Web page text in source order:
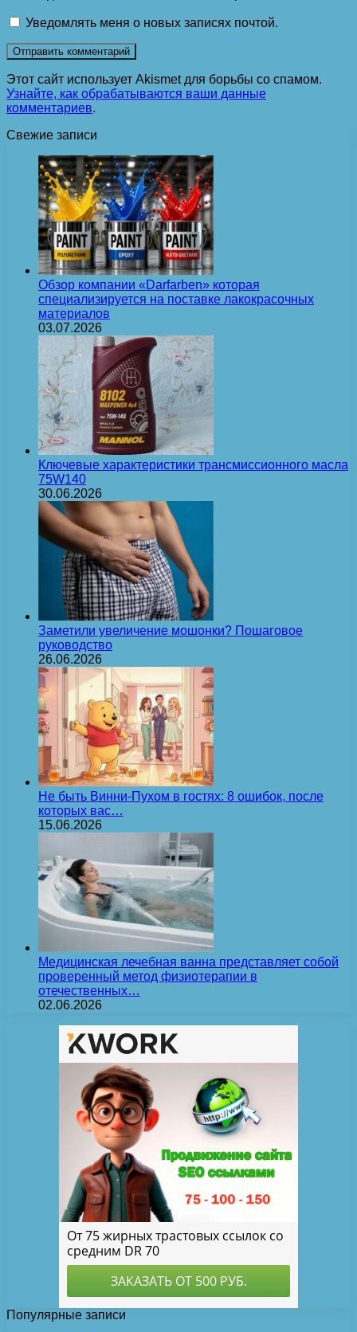
Уведомлять меня о новых записях почтой.
Этот сайт использует Akismet для борьбы со спамом.
Узнайте, как обрабатываются ваши данные
комментариев.
Свежие записи
Обзор компании «Darfarben» которая
специализируется на поставке лакокрасочных
материалов
03.07.2026
Ключевые характеристики трансмиссионного масла
75W140
30.06.2026
Заметили увеличение мошонки? Пошаговое
руководство
26.06.2026
Не быть Винни-Пухом в гостях: 8 ошибок, после
которых вас…
15.06.2026
Медицинская лечебная ванна представляет собой
проверенный метод физиотерапии в
отечественных…
02.06.2026
Популярные записи